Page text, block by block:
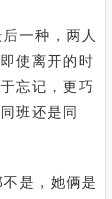
一种，两人
使离开的时
忘记，更巧
班还是同
是，她俩是